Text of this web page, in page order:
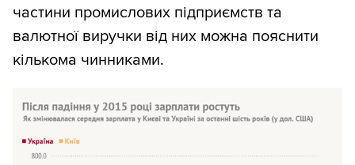
частини промислових підприємств та
валютної виручки від них можна пояснити
кількома чинниками.